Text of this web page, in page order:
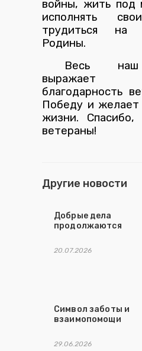
войны, жить под
исполнять
трудиться на
Родины.
Весь наш
выражает
благодарность
Победу и
жизни. Спасибо,
ветераны!
Другие новости
Добрые дела
продолжаются
20.07.2026
Символ заботы и
взаимопомощи
29.06.2026